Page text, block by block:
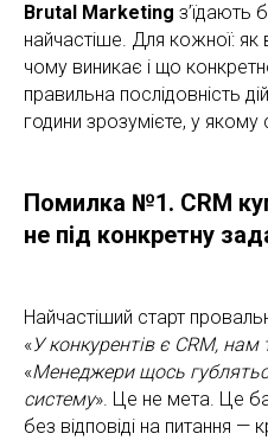
Brutal Marketing з’їдають
найчастіше. Для кожної:
чому виникає і що
правильна послідовність
години зрозумієте, у
Помилка №1. CRM
не під конкретну
Найчастіший старт
«У конкурентів є CRM, нам
«Менеджери щось
систему». Це не мета. Це
без відповіді на питання